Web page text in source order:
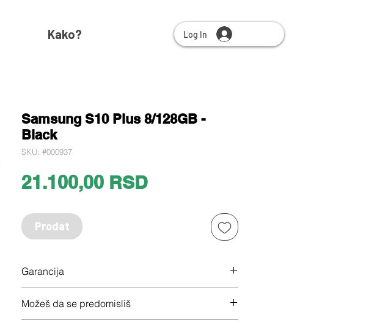
Kako? Log In
Samsung S10 Plus 8/128GB -
Black
SKU: #000937
21.100,00 RSDPrice
Prodat
Garancija
Možeš da se predomisliš